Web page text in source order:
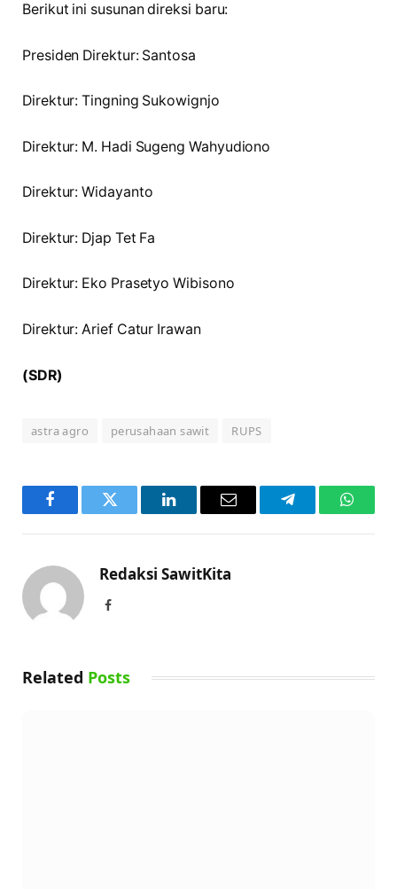
Berikut ini susunan direksi baru:
Presiden Direktur: Santosa
Direktur: Tingning Sukowignjo
Direktur: M. Hadi Sugeng Wahyudiono
Direktur: Widayanto
Direktur: Djap Tet Fa
Direktur: Eko Prasetyo Wibisono
Direktur: Arief Catur Irawan
(SDR)
astra agro perusahaan sawit RUPS
FacebookTwitter LinkedInEmail Telegram
Redaksi SawitKita
Facebook
Related Posts